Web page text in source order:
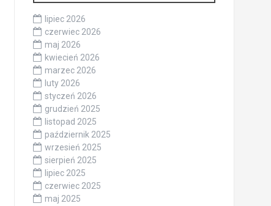
lipiec 2026
czerwiec 2026
maj 2026
kwiecień 2026
marzec 2026
luty 2026
styczeń 2026
grudzień 2025
listopad 2025
październik 2025
wrzesień 2025
sierpień 2025
lipiec 2025
czerwiec 2025
maj 2025